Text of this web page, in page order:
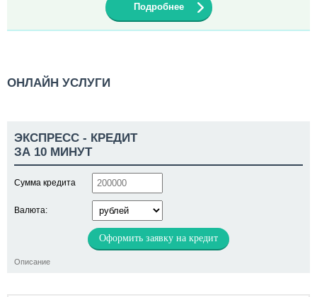
Подробнее
ОНЛАЙН УСЛУГИ
ЭКСПРЕСС - КРЕДИТ
ЗА 10 МИНУТ
Сумма кредита
Валюта:
Оформить заявку на кредит
Описание